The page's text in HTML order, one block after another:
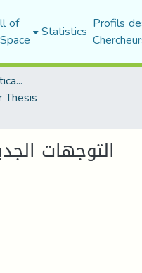
of Statistics Profils
Faculty of Law and Political Science
التوجهات